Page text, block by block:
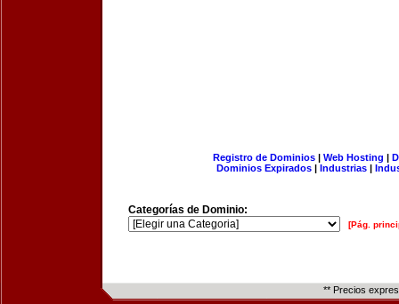
Registro de Dominios| Web Hosting |
Dominios Expirados | Industrias |
Categorías de Dominio:
[Pág.
** Precios